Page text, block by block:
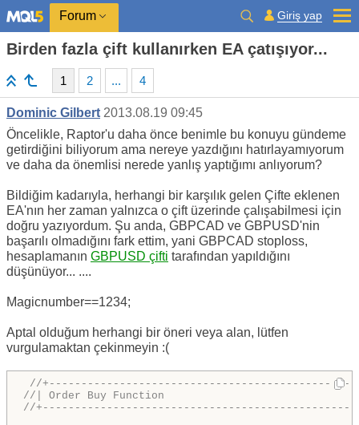
Forum Giriş yap
Birden fazla çift kullanırken EA çatışıyor...
1 2 ... 4
Dominic Gilbert 2013.08.19 09:45
Öncelikle, Raptor'u daha önce benimle bu konuyu gündeme
getirdiğini biliyorum ama nereye yazdığını hatırlayamıyorum
ve daha da önemlisi nerede yanlış yaptığımı anlıyorum?
Bildiğim kadarıyla, herhangi bir karşılık gelen Çifte eklenen
EA'nın her zaman yalnızca o çift üzerinde çalışabilmesi için
doğru yazıyordum. Şu anda, GBPCAD ve GBPUSD'nin
başarılı olmadığını fark ettim, yani GBPCAD stoploss,
hesaplamanın GBPUSD çifti tarafından yapıldığını
düşünüyor... ....
Magicnumber==1234;
Aptal olduğum herhangi bir öneri veya alan, lütfen
vurgulamaktan çekinmeyin :(
//
//| Order Buy Function
//